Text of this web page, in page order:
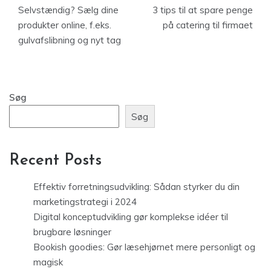
Selvstændig? Sælg dine
produkter online, f.eks.
gulvafslibning og nyt tag
3 tips til at spare penge
på catering til firmaet
Søg
Søg
Recent Posts
Effektiv forretningsudvikling: Sådan styrker du din
marketingstrategi i 2024
Digital konceptudvikling gør komplekse idéer til
brugbare løsninger
Bookish goodies: Gør læsehjørnet mere personligt og
magisk